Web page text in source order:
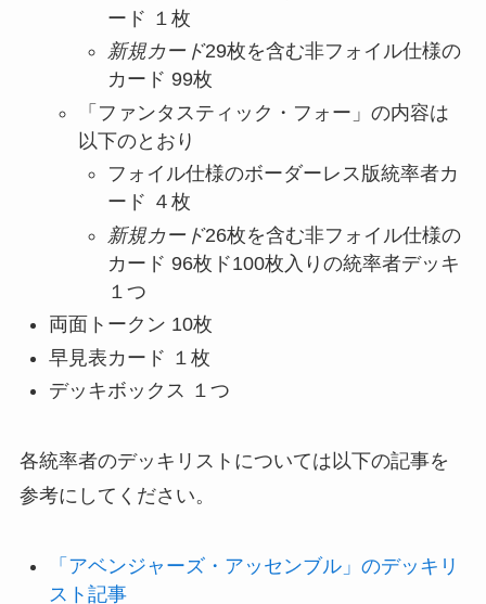
ード １枚
新規カード29枚を含む非フォイル仕様の
カード 99枚
「ファンタスティック・フォー」の内容は
以下のとおり
フォイル仕様のボーダーレス版統率者カ
ード ４枚
新規カード26枚を含む非フォイル仕様の
カード 96枚ド100枚入りの統率者デッキ
１つ
両面トークン 10枚
早見表カード １枚
デッキボックス １つ
各統率者のデッキリストについては以下の記事を
参考にしてください。
「アベンジャーズ・アッセンブル」のデッキリ
スト記事